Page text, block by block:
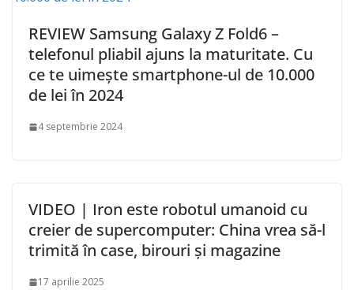
REVIEW Samsung Galaxy Z Fold6 –
telefonul pliabil ajuns la maturitate. Cu
ce te uimește smartphone-ul de 10.000
de lei în 2024
4 septembrie 2024
VIDEO | Iron este robotul umanoid cu
creier de supercomputer: China vrea să-l
trimită în case, birouri și magazine
17 aprilie 2025